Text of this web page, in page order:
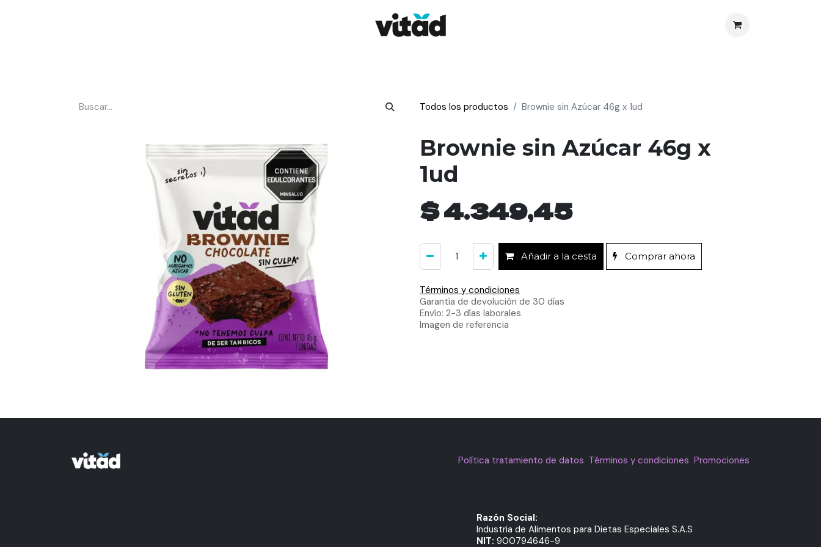
Todos los productos Brownie sin Azúcar 46g x 1ud
Brownie sin Azúcar 46g x
1ud
$4.349,45
Añadir a la cesta Comprar ahora
Términos y condiciones
Garantía de devolución de 30 días
Envío: 2-3 días laborales
Imagen de referencia
Política tratamiento de datos Términos y condiciones Promociones
Razón Social:
Industria de Alimentos para Dietas Especiales S.A.S
NIT: 900794646-9